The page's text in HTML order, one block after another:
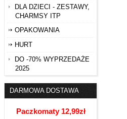
DLA DZIECI - ZESTAWY,
CHARMSY ITP
OPAKOWANIA
HURT
DO -70% WYPRZEDAŻE
2025
DARMOWA DOSTAWA
Paczkomaty 12,99zł